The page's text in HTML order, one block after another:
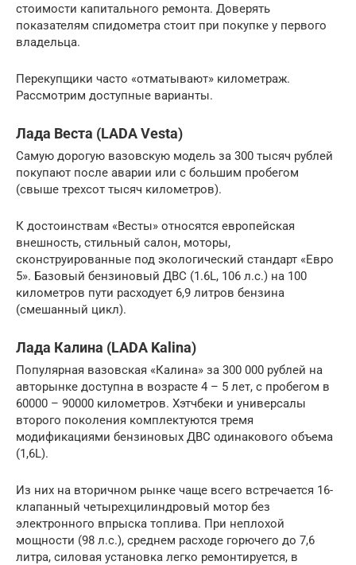
стоимости капитального ремонта. Доверять
показателям спидометра стоит при покупке у первого
владельца.
Перекупщики часто «отматывают» километраж.
Рассмотрим доступные варианты.
Лада Веста (LADA Vesta)
Самую дорогую вазовскую модель за 300 тысяч рублей
покупают после аварии или с большим пробегом
(свыше трехсот тысяч километров).
К достоинствам «Весты» относятся европейская
внешность, стильный салон, моторы,
сконструированные под экологический стандарт «Евро
5». Базовый бензиновый ДВС (1.6L, 106 л.с.) на 100
километров пути расходует 6,9 литров бензина
(смешанный цикл).
Лада Калина (LADA Kalina)
Популярная вазовская «Калина» за 300 000 рублей на
авторынке доступна в возрасте 4 – 5 лет, с пробегом в
60000 – 90000 километров. Хэтчбеки и универсалы
второго поколения комплектуются тремя
модификациями бензиновых ДВС одинакового объема
(1,6L).
Из них на вторичном рынке чаще всего встречается 16-
клапанный четырехцилиндровый мотор без
электронного впрыска топлива. При неплохой
мощности (98 л.с.), среднем расходе горючего до 7,6
литра, силовая установка легко ремонтируется, в